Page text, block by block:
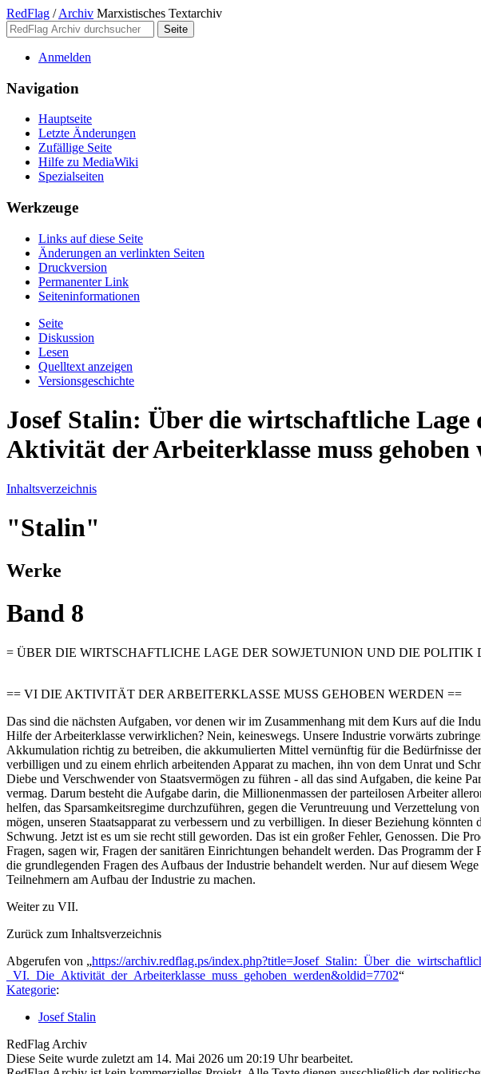
RedFlag / Archiv Marxistisches Textarchiv
Anmelden
Navigation
Hauptseite
Letzte Änderungen
Zufällige Seite
Hilfe zu MediaWiki
Spezialseiten
Werkzeuge
Links auf diese Seite
Änderungen an verlinkten Seiten
Druckversion
Permanenter Link
Seiten­­informationen
Seite
Diskussion
Lesen
Quelltext anzeigen
Versionsgeschichte
Josef Stalin: Über die wirtschaftliche
Aktivität der Arbeiterklasse muss gehoben
Inhaltsverzeichnis
"Stalin"
Werke
Band 8
= ÜBER DIE WIRTSCHAFTLICHE LAGE DER SOWJETUNION UND DIE POLITIK
== VI DIE AKTIVITÄT DER ARBEITERKLASSE MUSS GEHOBEN WERDEN ==
Das sind die nächsten Aufgaben, vor denen wir im Zusammenhang mit dem Kurs auf die
Hilfe der Arbeiterklasse verwirklichen? Nein, keineswegs. Unsere Industrie vorwärts
Akkumulation richtig zu betreiben, die akkumulierten Mittel vernünftig für die Bedürfnisse
verbilligen und zu einem ehrlich arbeitenden Apparat zu machen, ihn von dem Unrat und
Diebe und Verschwender von Staatsvermögen zu führen - all das sind Aufgaben, die keine
vermag. Darum besteht die Aufgabe darin, die Millionenmassen der parteilosen Arbeiter
helfen, das Sparsamkeitsregime durchzuführen, gegen die Veruntreuung und Verzettelung
mögen, unseren Staatsapparat zu verbessern und zu verbilligen. In dieser Beziehung
Schwung. Jetzt ist es um sie recht still geworden. Das ist ein großer Fehler, Genossen. Die
Fragen, sagen wir, Fragen der sanitären Einrichtungen behandelt werden. Das Programm
die grundlegenden Fragen des Aufbaus der Industrie behandelt werden. Nur auf diesem
Teilnehmern am Aufbau der Industrie zu machen.
Weiter zu VII.
Zurück zum Inhaltsverzeichnis
Abgerufen von „https://archiv.redflag.ps/
_VI._Die_Aktivität_der_Arbeiterklasse_muss_gehoben_werden&oldid=7702“
Kategorie:
Josef Stalin
RedFlag Archiv
Diese Seite wurde zuletzt am 14. Mai 2026 um 20:19 Uhr bearbeitet.